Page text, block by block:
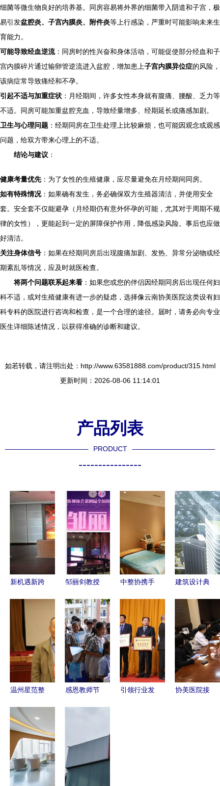
细菌等微生物良好的培养基。同房容易将外界的细菌带入阴道和子宫，极
易引发盆腔炎、子宫内膜炎、附件炎等上行感染，严重时可能影响未来生
育能力。
可能导致经血逆流：同房时的性兴奋和身体活动，可能促使部分经血和子
宫内膜碎片通过输卵管逆流进入盆腔，增加患上子宫内膜异位症的风险，
该病症常导致痛经和不孕。
引起不适与加重症状 ：月经期间，许多女性本身就有腹痛、腰酸、乏力等
不适。同房可能加重盆腔充血，导致经量增多、经期延长或痛感加剧。
卫生与心理问题 ：经期同房在卫生处理上比较麻烦，也可能因观念或观感
问题，给双方带来心理上的不适。
结论与建议 ：
健康考量优先：为了女性的生殖健康，应尽量避免在月经期间同房。
如有特殊情况：如果确有发生，务必确保双方生殖器清洁，并使用安全
套。安全套不仅能避孕（月经期仍有意外怀孕的可能，尤其对于周期不规
律的女性），更能起到一定的屏障保护作用，降低感染风险。事后也应做
好清洁。
关注身体信号 ：如果在经期同房后出现腹痛加剧、发热、异常分泌物或经
期紊乱等情况，应及时就医检查。
将两个问题联系起来看 ：如果您或您的伴侣因经期同房后出现任何妇
科不适，或对生殖健康有进一步的疑虑，选择像云南协美医院这类设有妇
科专科的医院进行咨询和检查，是一个合理的途径。届时，请务必向专业
医生详细陈述情况，以获得准确的诊断和建议。
如若转载，请注明出处：http://www.63581888.com/product/315.html
更新时间：2026-08-06 11:14:01
产品列表
PRODUCT
----------------
新机遇新跨
视野引领医
学未来——
赤峰市医院
携手美国心
脏协会，心
血管急救培
挂牌
邹丽剑教授
国医师协会
大会，协美
医院展现学
科实力
中整协携手
保”正式进
驻兰州黛美
尔与协美医
院，医美安
全再添保障
建筑设计典
逸夫医院五
期工程荣获
美国建筑师
协会公众选
温州星范整
协3A级医
美机构认
证，树立行
业新标杆
感恩教师节
暖心之举
引领行业发
协美医院接